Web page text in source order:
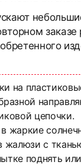
на
цепочки.
с
поднять